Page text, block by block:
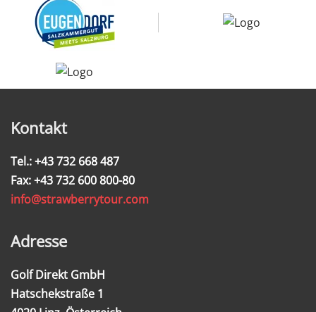
Kontakt
Tel.: +43 732 668 487
Fax: +43 732 600 800-80
info@strawberrytour.com
Adresse
Golf Direkt GmbH
Hatschekstraße 1